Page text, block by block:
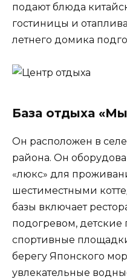
подают блюда
гостиницы и
летнего домика
База отдыха
Он расположен в
района. Он
«люкс» для
шестиместными
базы включает
подогревом, детские
спортивные
берегу Японского
увлекательные